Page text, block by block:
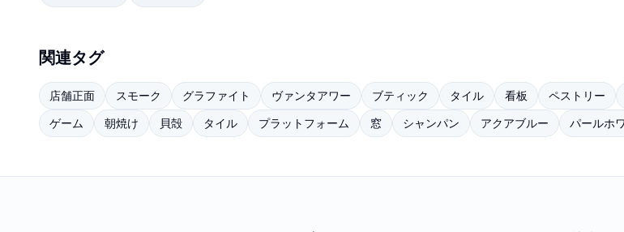
関連タグ
店舗正面 スモーク グラファイト ヴァンタアワー ブティック タイル 看板 ペストリー
ゲーム
朝焼け 貝殻 タイル プラットフォーム 窓 シャンパン アクアブルー パールホ